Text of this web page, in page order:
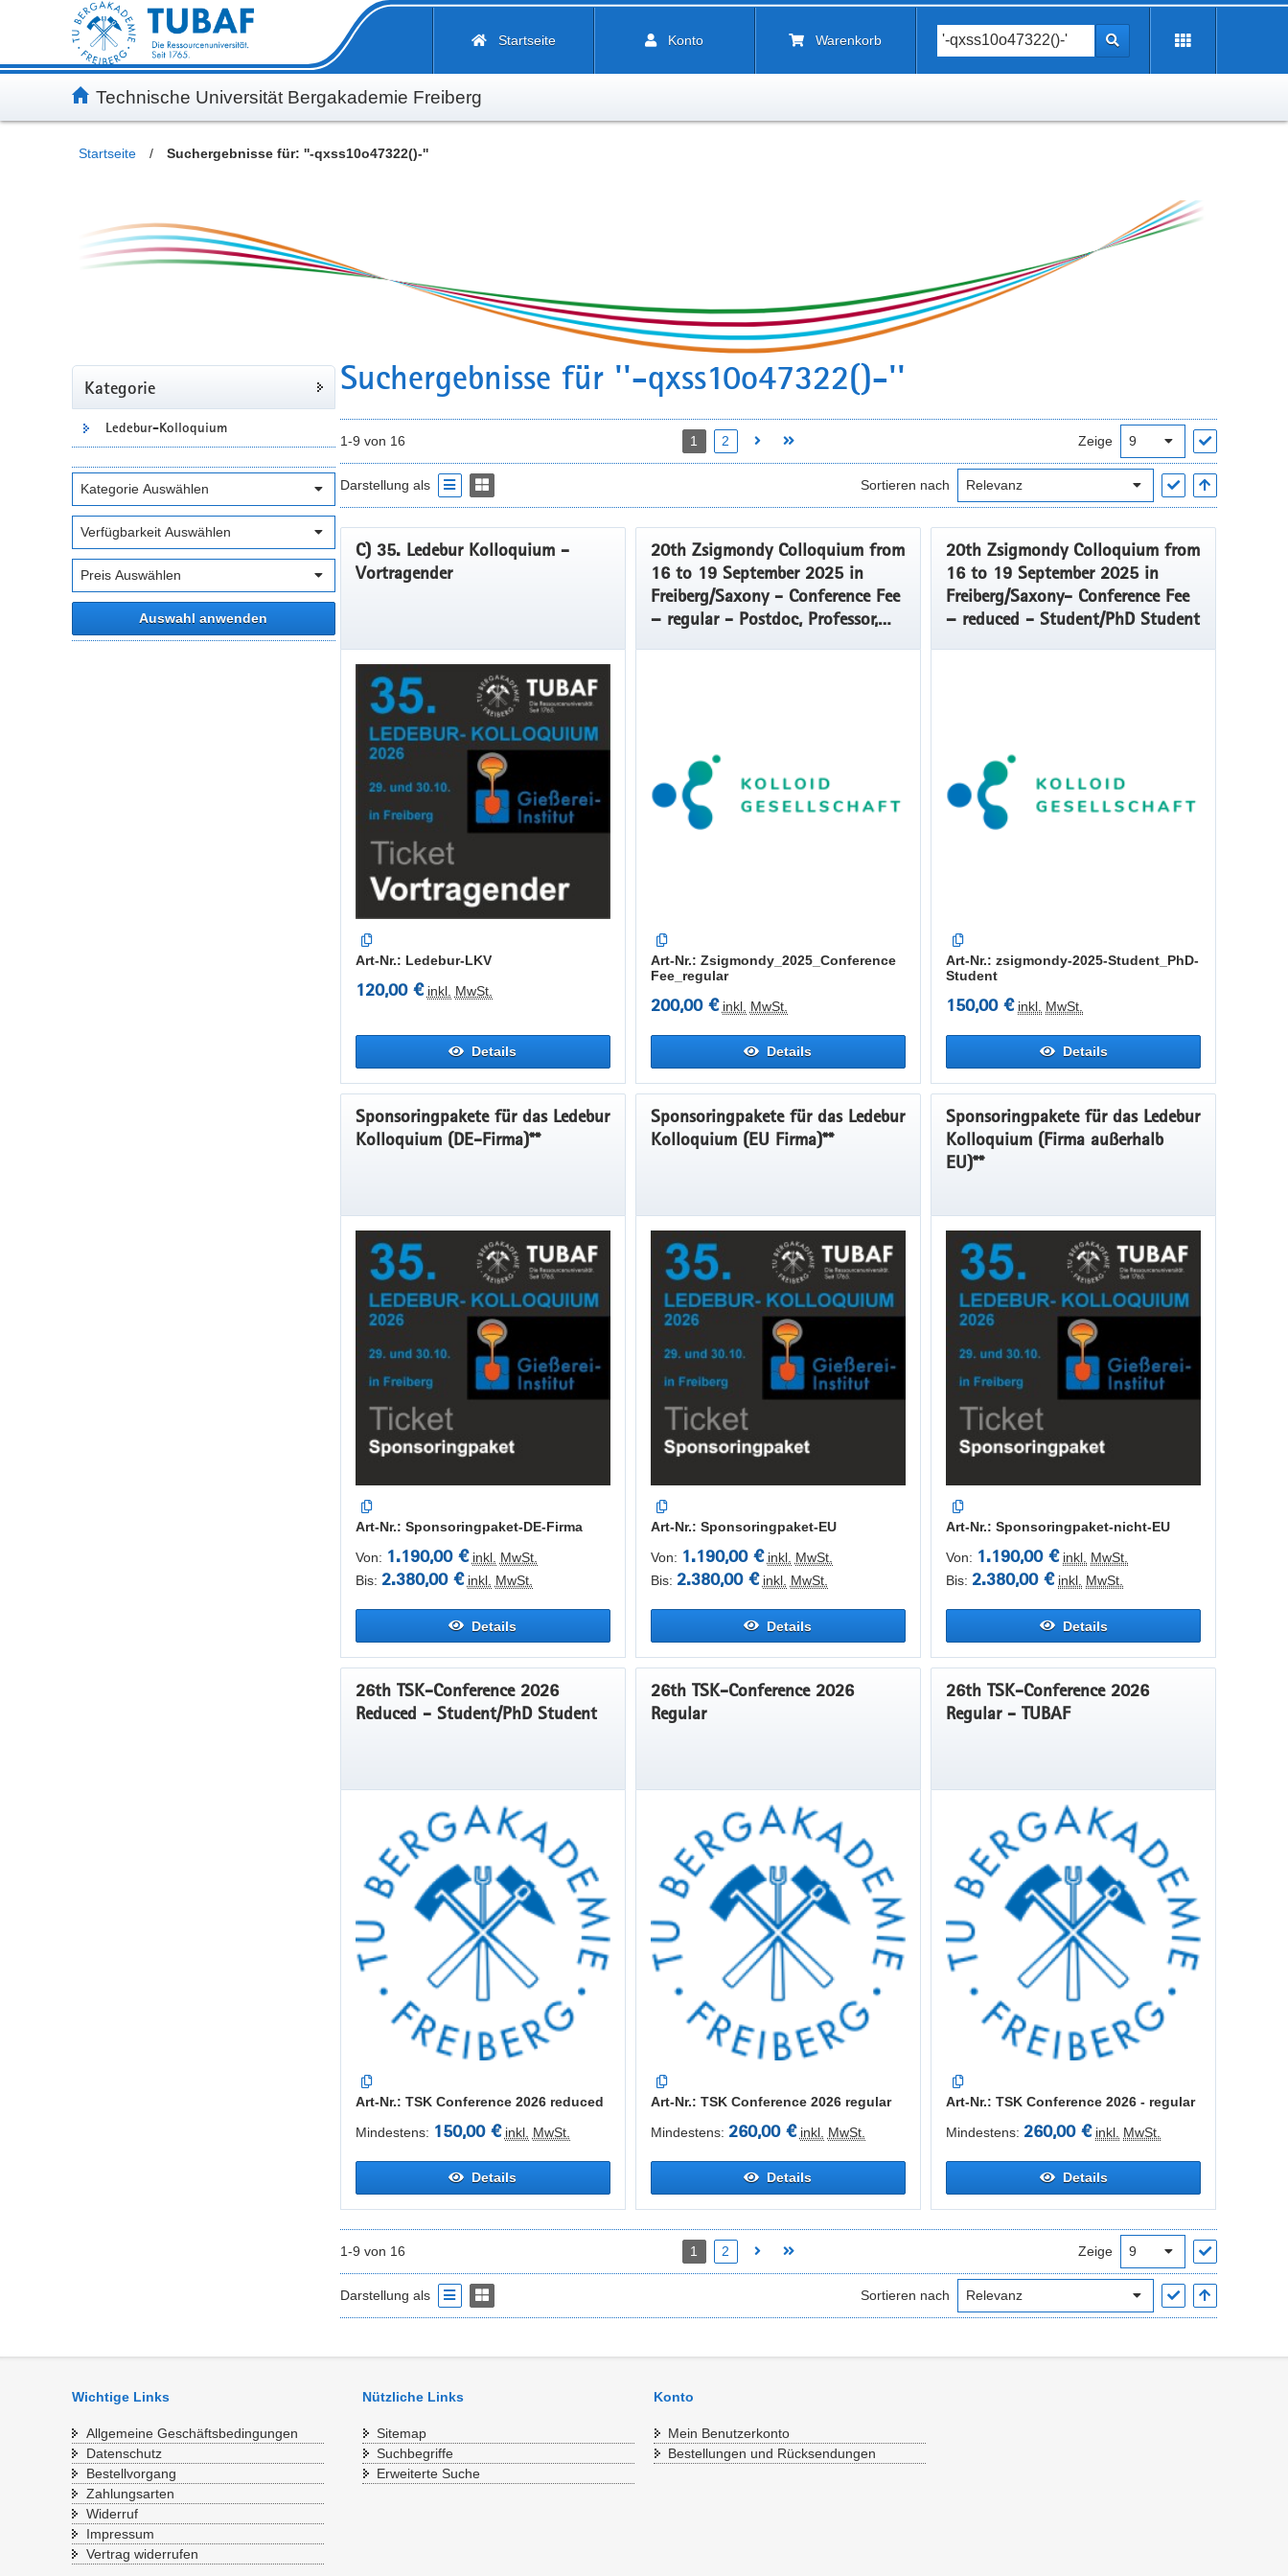
Inhalt
Kundenmenü
Suche
Servicemenü
Startseite Konto Warenkorb
Technische Universität Bergakademie Freiberg
Startseite / Suchergebnisse für: ''-qxss10o47322()-''
Kategorie
Ledebur-Kolloquium
Auswahl anwenden
Suchergebnisse für ''-qxss10o47322()-''
1-9 von 16 1 2 Zeige
Darstellung als Sortieren nach
C) 35. Ledebur Kolloquium -
Vortragender
Art-Nr.: Ledebur-LKV
120,00 € inkl. MwSt.
Details
20th Zsigmondy Colloquium from
16 to 19 September 2025 in
Freiberg/Saxony - Conference Fee
– regular - Postdoc, Professor,
Art-Nr.: Zsigmondy_2025_Conference
Fee_regular
200,00 € inkl. MwSt.
Details
20th Zsigmondy Colloquium from
16 to 19 September 2025 in
Freiberg/Saxony- Conference Fee
– reduced - Student/PhD Student
Art-Nr.: zsigmondy-2025-Student_PhD-
Student
150,00 € inkl. MwSt.
Details
Sponsoringpakete für das Ledebur
Kolloquium (DE-Firma)**
Art-Nr.: Sponsoringpaket-DE-Firma
Von: 1.190,00 € inkl. MwSt.
Bis: 2.380,00 € inkl. MwSt.
Details
Sponsoringpakete für das Ledebur
Kolloquium (EU Firma)**
Art-Nr.: Sponsoringpaket-EU
Von: 1.190,00 € inkl. MwSt.
Bis: 2.380,00 € inkl. MwSt.
Details
Sponsoringpakete für das Ledebur
Kolloquium (Firma außerhalb
EU)**
Art-Nr.: Sponsoringpaket-nicht-EU
Von: 1.190,00 € inkl. MwSt.
Bis: 2.380,00 € inkl. MwSt.
Details
26th TSK-Conference 2026
Reduced - Student/PhD Student
Art-Nr.: TSK Conference 2026 reduced
Mindestens: 150,00 € inkl. MwSt.
Details
26th TSK-Conference 2026
Regular
Art-Nr.: TSK Conference 2026 regular
Mindestens: 260,00 € inkl. MwSt.
Details
26th TSK-Conference 2026
Regular - TUBAF
Art-Nr.: TSK Conference 2026 - regular
Mindestens: 260,00 € inkl. MwSt.
Details
1-9 von 16 1 2 Zeige
Darstellung als Sortieren nach
Wichtige Links
Allgemeine Geschäftsbedingungen
Datenschutz
Bestellvorgang
Zahlungsarten
Widerruf
Impressum
Vertrag widerrufen
Nützliche Links
Sitemap
Suchbegriffe
Erweiterte Suche
Konto
Mein Benutzerkonto
Bestellungen und Rücksendungen